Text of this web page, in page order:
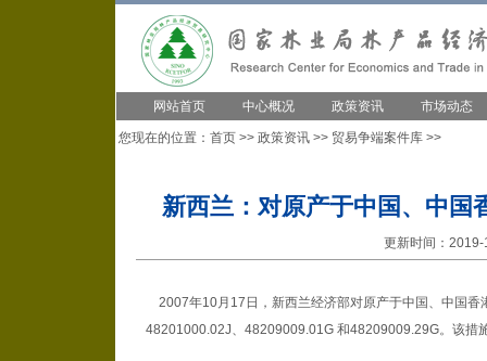
网站首页 中心概况 政策资讯 市场动态
您现在的位置： 首页 >> 政策资讯 >> 贸易争端案件库 >>
新西兰：对原产于中国、中国
更新时间：
2007年10月17日，新西兰经济部对原产于中国、中国香
48201000.02J、48209009.01G 和48209009.29G。该措